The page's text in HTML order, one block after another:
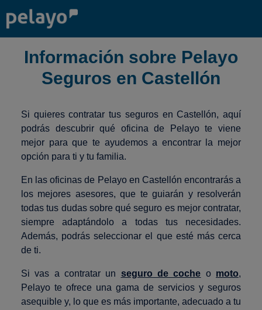
Información sobre Pelayo
Seguros en Castellón
Si quieres contratar tus seguros en Castellón, aquí
podrás descubrir qué oficina de Pelayo te viene
mejor para que te ayudemos a encontrar la mejor
opción para ti y tu familia.
En las oficinas de Pelayo en Castellón encontrarás a
los mejores asesores, que te guiarán y resolverán
todas tus dudas sobre qué seguro es mejor contratar,
siempre adaptándolo a todas tus necesidades.
Además, podrás seleccionar el que esté más cerca
de ti.
Si vas a contratar un seguro de coche o moto,
Pelayo te ofrece una gama de servicios y seguros
asequible y, lo que es más importante, adecuado a tu